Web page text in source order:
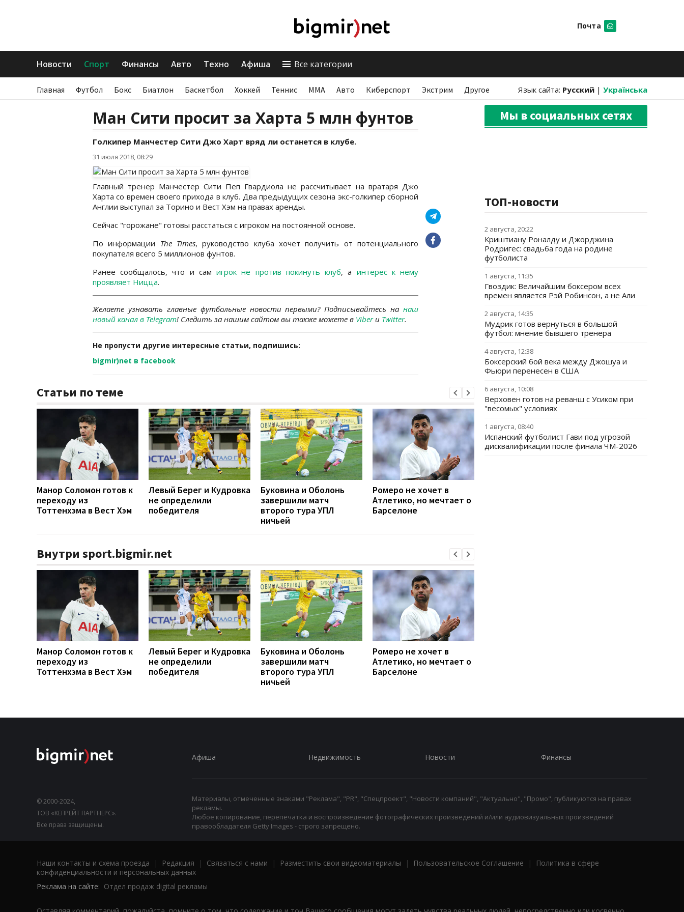
Почта
Новости Спорт Финансы Авто Техно Афиша Все категории
Главная Футбол Бокс Биатлон Баскетбол Хоккей Теннис ММА Авто Киберспорт Экстрим Другое Язык сайта: Русский | Українська
Ман Сити просит за Харта 5 млн фунтов
Голкипер Манчестер Сити Джо Харт вряд ли останется в клубе.
31 июля 2018, 08:29
Главный тренер Манчестер Сити Пеп Гвардиола не рассчитывает на вратаря Джо
Харта со времен своего прихода в клуб. Два предыдущих сезона экс-голкипер сборной
Англии выступал за Торино и Вест Хэм на правах аренды.
Сейчас "горожане" готовы расстаться с игроком на постоянной основе.
По информации The Times, руководство клуба хочет получить от потенциального
покупателя всего 5 миллионов фунтов.
Ранее сообщалось, что и самигрок не против покинуть клуб, а интерес к нему
проявляет Ницца.
Желаете узнавать главные футбольные новости первыми? Подписывайтесь на наш
новый канал в Telegram! Следить за нашим сайтом вы также можете в Viberи Twitter.
Не пропусти другие интересные статьи, подпишись:
bigmir)net в facebook
Статьи по теме
Манор Соломон готов к
переходу из
Тоттенхэма в Вест Хэм
Левый Берег и Кудровка
не определили
победителя
Буковина и Оболонь
завершили матч
второго тура УПЛ
ничьей
Ромеро не хочет в
Атлетико, но мечтает о
Барселоне
Внутри sport.bigmir.net
Манор Соломон готов к
переходу из
Тоттенхэма в Вест Хэм
Левый Берег и Кудровка
не определили
победителя
Буковина и Оболонь
завершили матч
второго тура УПЛ
ничьей
Ромеро не хочет в
Атлетико, но мечтает о
Барселоне
Мы в социальных сетях
ТОП-новости
2 августа, 20:22
Криштиану Роналду и Джорджина
Родригес: свадьба года на родине
футболиста
1 августа, 11:35
Гвоздик: Величайшим боксером всех
времен является Рэй Робинсон, а не Али
2 августа, 14:35
Мудрик готов вернуться в большой
футбол: мнение бывшего тренера
4 августа, 12:38
Боксерский бой века между Джошуа и
Фьюри перенесен в США
6 августа, 10:08
Верховен готов на реванш с Усиком при
"весомых" условиях
1 августа, 08:40
Испанский футболист Гави под угрозой
дисквалификации после финала ЧМ-2026
© 2000-2024,
ТОВ «КЕПРЕЙТ ПАРТНЕРС».
Все права защищены.
Афиша Недвижимость Новости Финансы
Материалы, отмеченные знаками "Реклама", "PR", "Спецпроект", "Новости компаний", "Актуально", "Промо", публикуются на правах
рекламы.
Любое копирование, перепечатка и воспроизведение фотографических произведений и/или аудиовизуальных произведений
правообладателя Getty Images - строго запрещено.
Наши контакты и схема проезда | Редакция | Связаться с нами | Разместить свои видеоматериалы | Пользовательское Соглашение |
Политика в сфере
конфиденциальности и персональных данных
Реклама на сайте: Отдел продаж digital рекламы